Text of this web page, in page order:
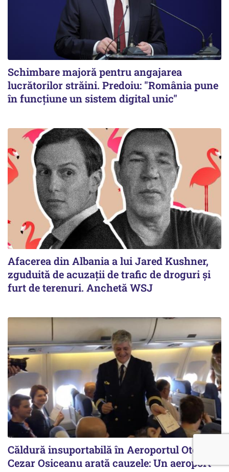
Schimbare majoră pentru angajarea
lucrătorilor străini. Predoiu: "România pune
în funcțiune un sistem digital unic"
Afacerea din Albania a lui Jared Kushner,
zguduită de acuzații de trafic de droguri și
furt de terenuri. Anchetă WSJ
Căldură insuportabilă în Aeroportul Otopeni.
Cezar Osiceanu arată cauzele: Un aeroport